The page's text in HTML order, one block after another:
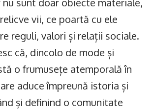
vii, ce poartă cu ele
reguli, valori și relații sociale.
că, dincolo de mode și
o frumusețe atemporală în
aduce împreună istoria și
și definind o comunitate